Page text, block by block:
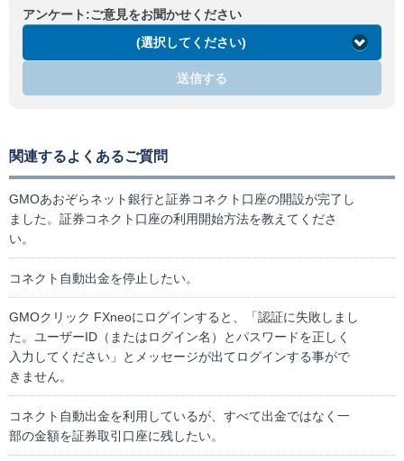
アンケート:ご意見をお聞かせください
(選択してください)
送信する
関連するよくあるご質問
GMOあおぞらネット銀行と証券コネクト口座の開設が完了し
ました。証券コネクト口座の利用開始方法を教えてくださ
い。
コネクト自動出金を停止したい。
GMOクリック FXneoにログインすると、「認証に失敗しまし
た。ユーザーID（またはログイン名）とパスワードを正しく
入力してください」とメッセージが出てログインする事がで
きません。
コネクト自動出金を利用しているが、すべて出金ではなく一
部の金額を証券取引口座に残したい。